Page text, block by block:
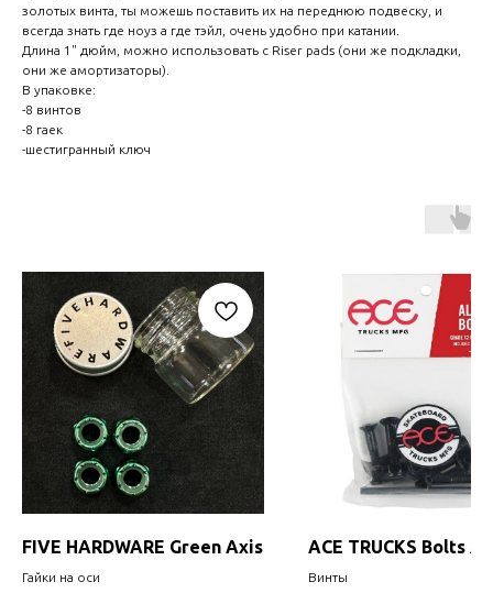
золотых винта, ты можешь поставить их на переднюю подвеску, и
всегда знать где ноуз а где тэйл, очень удобно при катании.
Длина 1" дюйм, можно использовать с Riser pads (они же подкладки,
они же амортизаторы).
В упаковке:
-8 винтов
-8 гаек
-шестигранный ключ
FIVE HARDWARE Green Axis
Гайки на оси
ACE TRUCKS Bolts
Винты